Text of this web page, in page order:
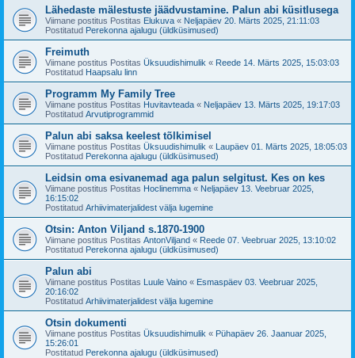
Lähedaste mälestuste jäädvustamine. Palun abi küsitlusega
Viimane postitus Postitas Elukuva « Neljapäev 20. Märts 2025, 21:11:03
Postitatud Perekonna ajalugu (üldküsimused)
Freimuth
Viimane postitus Postitas Üksuudishimulik « Reede 14. Märts 2025, 15:03:03
Postitatud Haapsalu linn
Programm My Family Tree
Viimane postitus Postitas Huvitavteada « Neljapäev 13. Märts 2025, 19:17:03
Postitatud Arvutiprogrammid
Palun abi saksa keelest tõlkimisel
Viimane postitus Postitas Üksuudishimulik « Laupäev 01. Märts 2025, 18:05:03
Postitatud Perekonna ajalugu (üldküsimused)
Leidsin oma esivanemad aga palun selgitust. Kes on kes
Viimane postitus Postitas Hoclinemma « Neljapäev 13. Veebruar 2025,
16:15:02
Postitatud Arhiivimaterjalidest välja lugemine
Otsin: Anton Viljand s.1870-1900
Viimane postitus Postitas AntonViljand « Reede 07. Veebruar 2025, 13:10:02
Postitatud Perekonna ajalugu (üldküsimused)
Palun abi
Viimane postitus Postitas Luule Vaino « Esmaspäev 03. Veebruar 2025,
20:16:02
Postitatud Arhiivimaterjalidest välja lugemine
Otsin dokumenti
Viimane postitus Postitas Üksuudishimulik « Pühapäev 26. Jaanuar 2025,
15:26:01
Postitatud Perekonna ajalugu (üldküsimused)